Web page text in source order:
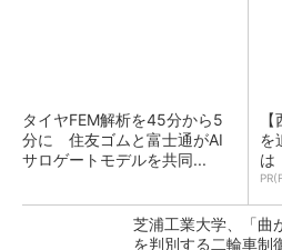
タイヤFEM解析を45分から5
分に 住友ゴムと富士通がAI
サロゲートモデルを共同...
を
は
芝浦工業大学、「曲
を判別する二輪車制